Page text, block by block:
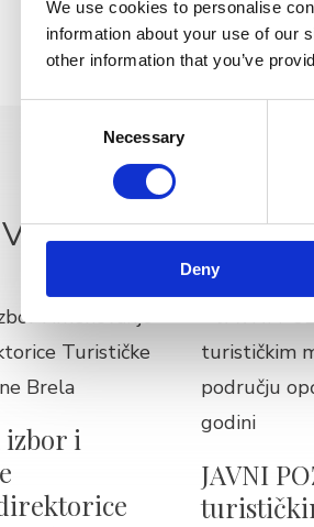
We use cookies to personalise
information about your use of our
other information that you’ve
Necessary
Deny
izbor i
JAVNI